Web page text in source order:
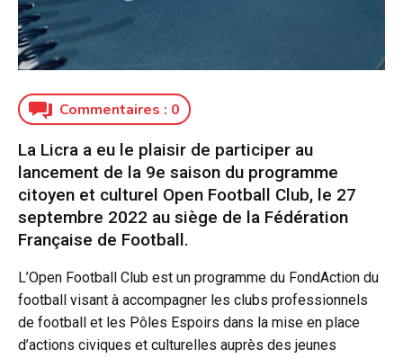
Commentaires : 0
La Licra a eu le plaisir de participer au
lancement de la 9e saison du programme
citoyen et culturel Open Football Club, le 27
septembre 2022 au siège de la Fédération
Française de Football.
L’Open Football Club est un programme du FondAction du
football visant à accompagner les clubs professionnels
de football et les Pôles Espoirs dans la mise en place
d’actions civiques et culturelles auprès des jeunes